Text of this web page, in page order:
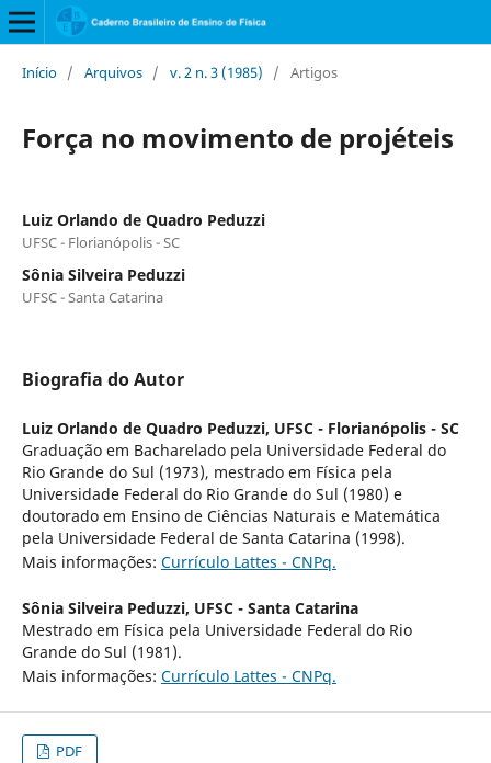
Início / Arquivos / v. 2 n. 3 (1985) / Artigos
Força no movimento de projéteis
Luiz Orlando de Quadro Peduzzi
UFSC - Florianópolis - SC
Sônia Silveira Peduzzi
UFSC - Santa Catarina
Biografia do Autor
Luiz Orlando de Quadro Peduzzi, UFSC - Florianópolis - SC
Graduação em Bacharelado pela Universidade Federal do
Rio Grande do Sul (1973), mestrado em Física pela
Universidade Federal do Rio Grande do Sul (1980) e
doutorado em Ensino de Ciências Naturais e Matemática
pela Universidade Federal de Santa Catarina (1998).
Mais informações: Currículo Lattes - CNPq.
Sônia Silveira Peduzzi, UFSC - Santa Catarina
Mestrado em Física pela Universidade Federal do Rio
Grande do Sul (1981).
Mais informações: Currículo Lattes - CNPq.
PDF